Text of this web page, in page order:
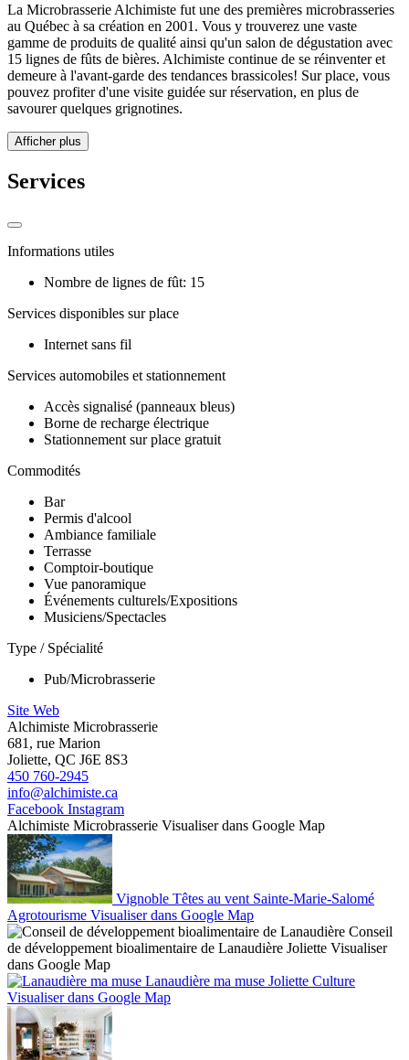
La Microbrasserie Alchimiste fut une des premières microbrasseries
au Québec à sa création en 2001. Vous y trouverez une vaste
gamme de produits de qualité ainsi qu'un salon de dégustation avec
15 lignes de fûts de bières. Alchimiste continue de se réinventer et
demeure à l'avant-garde des tendances brassicoles! Sur place, vous
pouvez profiter d'une visite guidée sur réservation, en plus de
savourer quelques grignotines.
Afficher plus
Services
Informations utiles
Nombre de lignes de fût: 15
Services disponibles sur place
Internet sans fil
Services automobiles et stationnement
Accès signalisé (panneaux bleus)
Borne de recharge électrique
Stationnement sur place gratuit
Commodités
Bar
Permis d'alcool
Ambiance familiale
Terrasse
Comptoir-boutique
Vue panoramique
Événements culturels/Expositions
Musiciens/Spectacles
Type / Spécialité
Pub/Microbrasserie
Site Web
Alchimiste Microbrasserie
681, rue Marion
Joliette, QC J6E 8S3
450 760-2945
info@alchimiste.ca
Facebook Instagram
Alchimiste Microbrasserie Visualiser dans Google Map
Vignoble Têtes au vent Sainte-Marie-Salomé
Agrotourisme Visualiser dans Google Map
Conseil
de développement bioalimentaire de Lanaudière Joliette Visualiser
dans Google Map
Lanaudière ma muse Joliette Culture
Visualiser dans Google Map